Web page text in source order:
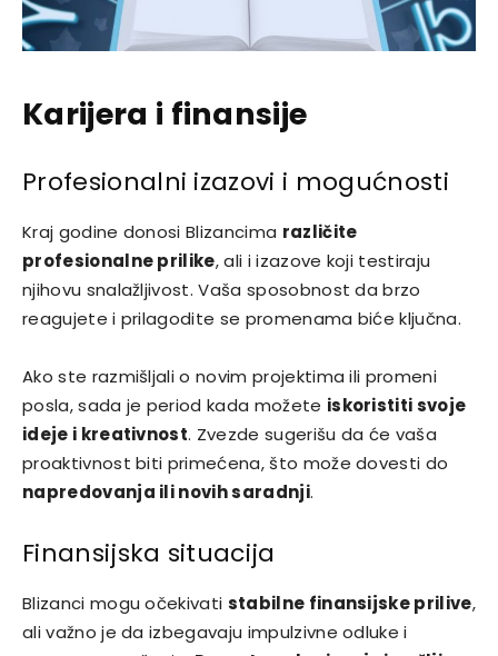
Karijera i finansije
Profesionalni izazovi i mogućnosti
Kraj godine donosi Blizancima različite
profesionalne prilike, ali i izazove koji testiraju
njihovu snalažljivost. Vaša sposobnost da brzo
reagujete i prilagodite se promenama biće ključna.
Ako ste razmišljali o novim projektima ili promeni
posla, sada je period kada možete iskoristiti svoje
ideje i kreativnost. Zvezde sugerišu da će vaša
proaktivnost biti primećena, što može dovesti do
napredovanja ili novih saradnji.
Finansijska situacija
Blizanci mogu očekivati stabilne finansijske prilive,
ali važno je da izbegavaju impulzivne odluke i